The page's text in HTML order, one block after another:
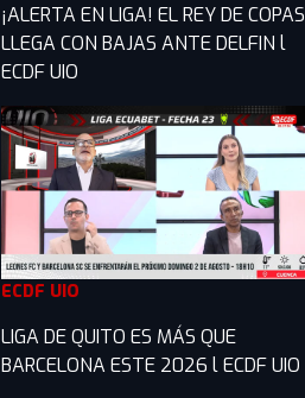
¡ALERTA EN LIGA! EL REY DE COPAS
LLEGA CON BAJAS ANTE DELFIN l
ECDF UIO
ECDF UIO
LIGA DE QUITO ES MÁS QUE
BARCELONA ESTE 2026 l ECDF UIO